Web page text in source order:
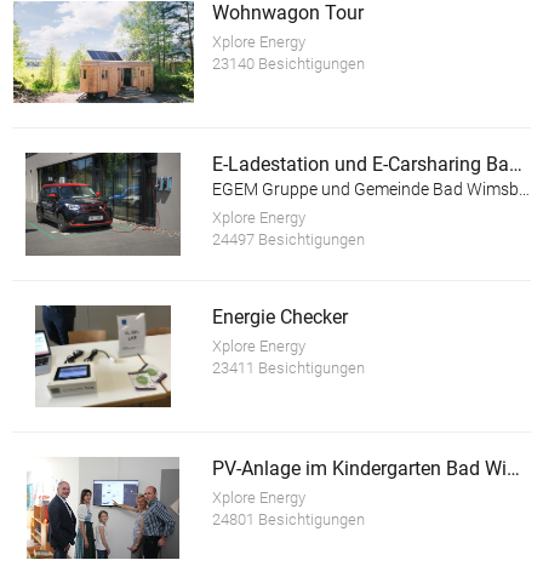
Wohnwagon Tour
Xplore Energy
23140 Besichtigungen
E-Ladestation und E-Carsharing Bad Wimsbach-Neydharting
EGEM Gruppe und Gemeinde Bad Wimsbach-Neydharting
Xplore Energy
24497 Besichtigungen
Energie Checker
Xplore Energy
23411 Besichtigungen
PV-Anlage im Kindergarten Bad Wimsbach-Neydharting
Xplore Energy
24801 Besichtigungen